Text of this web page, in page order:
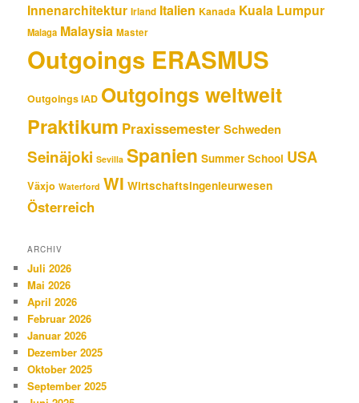
Innenarchitektur Irland Italien Kanada Kuala Lumpur
Malaga Malaysia Master
Outgoings ERASMUS
Outgoings IAD Outgoings weltweit
Praktikum PraxissemesterSchweden
Seinäjoki Sevilla Spanien Summer School USA
Växjo Waterford WI Wirtschaftsingenieurwesen
Österreich
ARCHIV
Juli 2026
Mai 2026
April 2026
Februar 2026
Januar 2026
Dezember 2025
Oktober 2025
September 2025